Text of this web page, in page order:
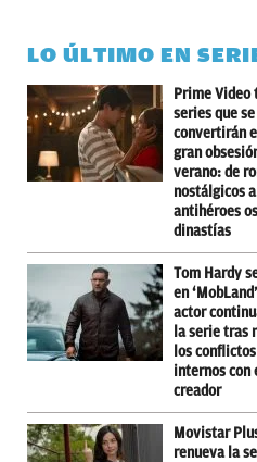
LO ÚLTIMO EN
Prime Video
series que se
convertirán
gran
verano: de
nostálgicos a
antihéroes
dinastías
Tom Hardy
en
actor
la serie tras
los conflictos
internos con
creador
Movistar
renueva la